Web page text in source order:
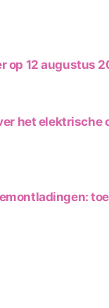
op 12 augustus
het elektrische